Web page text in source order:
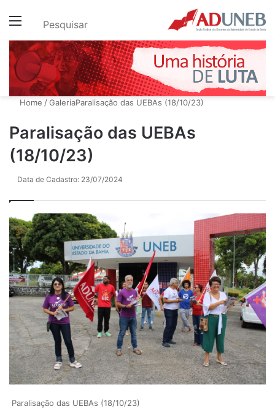
Menu Pesquisar
Home /GaleriaParalisação das UEBAs (18/10/23)
Paralisação das UEBAs
(18/10/23)
Data de Cadastro: 23/07/2024
Paralisação das UEBAs (18/10/23)